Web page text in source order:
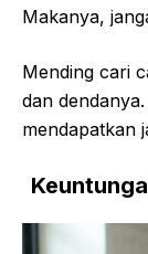
Makanya,
Mending cari
dan
mendapatkan